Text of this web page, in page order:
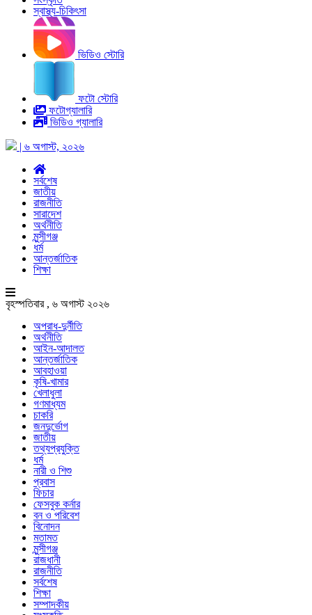
স্বাস্থ্য-চিকিৎসা
ভিডিও স্টোরি
ফটো স্টোরি
ফটোগ্যালারি
ভিডিও গ্যালারি
| ৬ অগাস্ট, ২০২৬
সর্বশেষ
জাতীয়
রাজনীতি
সারাদেশ
অর্থনীতি
মুন্সীগঞ্জ
ধর্ম
আন্তর্জাতিক
শিক্ষা
বৃহস্পতিবার , ৬ অগাস্ট ২০২৬
অপরাধ-দুর্নীতি
অর্থনীতি
আইন-আদালত
আন্তর্জাতিক
আবহাওয়া
কৃষি-খামার
খেলাধুলা
গণমাধ্যম
চাকরি
জনদুর্ভোগ
জাতীয়
তথ্যপ্রযুক্তি
ধর্ম
নারী ও শিশু
প্রবাস
ফিচার
ফেসবুক কর্নার
বন ও পরিবেশ
বিনোদন
মতামত
মুন্সীগঞ্জ
রাজধানী
রাজনীতি
সর্বশেষ
শিক্ষা
সম্পাদকীয়